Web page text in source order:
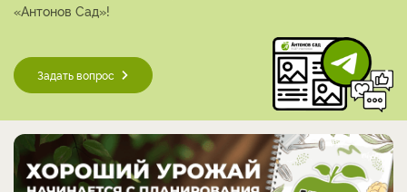
«Антонов Сад»!
Задать вопрос